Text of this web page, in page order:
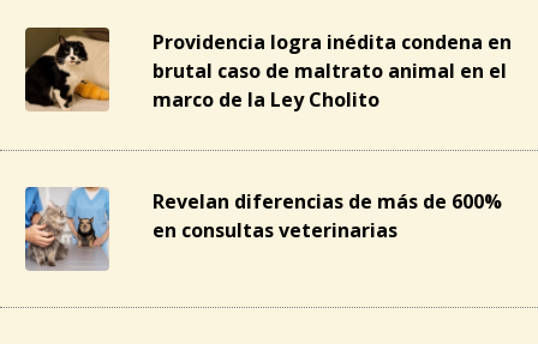
Providencia logra inédita condena en
brutal caso de maltrato animal en el
marco de la Ley Cholito
Revelan diferencias de más de 600%
en consultas veterinarias